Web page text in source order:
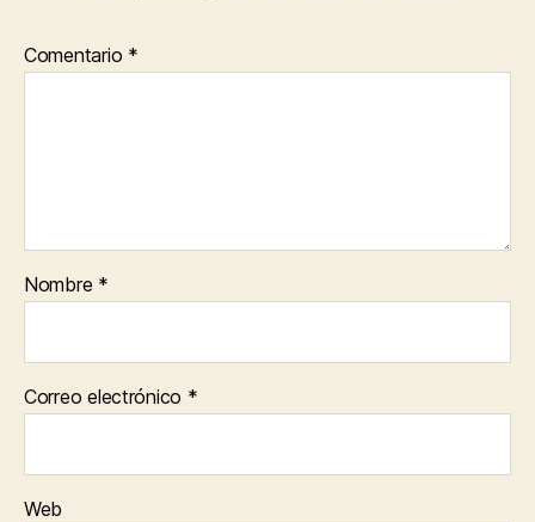
Comentario *
Nombre *
Correo electrónico *
Web